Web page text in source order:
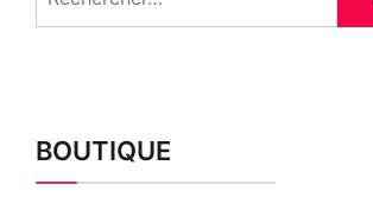
BOUTIQUE